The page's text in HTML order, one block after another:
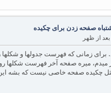
صفحه زدن برای چکیده
مثل چکیده صفحه خاصی نیست که بشه